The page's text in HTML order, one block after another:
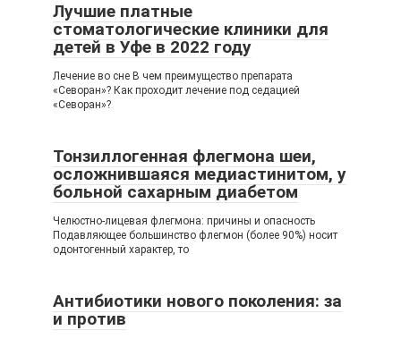
Лучшие платные
стоматологические клиники для
детей в Уфе в 2022 году
Лечение во сне В чем преимущество препарата
«Севоран»? Как проходит лечение под седацией
«Севоран»?
Тонзиллогенная флегмона шеи,
осложнившаяся медиастинитом, у
больной сахарным диабетом
Челюстно-лицевая флегмона: причины и опасность
Подавляющее большинство флегмон (более 90%) носит
одонтогенный характер, то
Антибиотики нового поколения: за
и против